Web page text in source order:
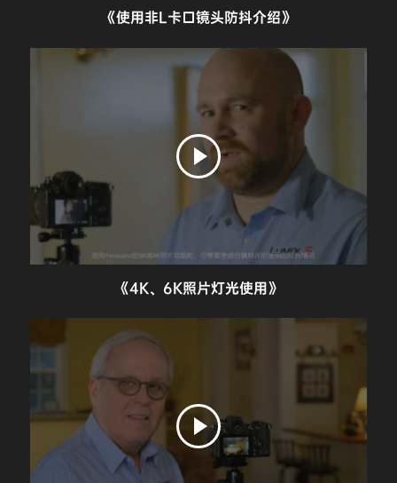
《使用非L卡口镜头防抖介绍》
《4K、6K照片灯光使用》